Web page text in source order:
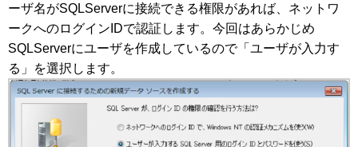
ーザ名がSQLServerに接続できる権限があれば、ネットワ
ークへのログインIDで認証します。今回はあらかじめ
SQLServerにユーザを作成しているので「ユーザが入力す
る」を選択します。